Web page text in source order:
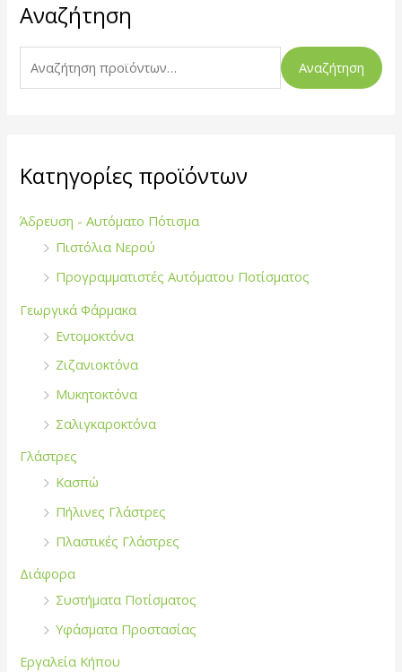
Αναζήτηση
ν
ή
σ
γ
Αναζήτηση
Κατηγορίες προϊόντων
Άδρευση - Αυτόματο Πότισμα
Πιστόλια Νερού
Προγραμματιστές Αυτόματου Ποτίσματος
Γεωργικά Φάρμακα
Εντομοκτόνα
Ζιζανιοκτόνα
Μυκητοκτόνα
Σαλιγκαροκτόνα
Γλάστρες
Κασπώ
Πήλινες Γλάστρες
Πλαστικές Γλάστρες
Διάφορα
Συστήματα Ποτίσματος
Υφάσματα Προστασίας
Εργαλεία Κήπου